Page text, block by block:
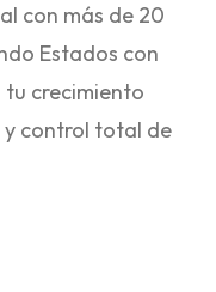
con más de 20
Estados con
crecimiento
y control total de